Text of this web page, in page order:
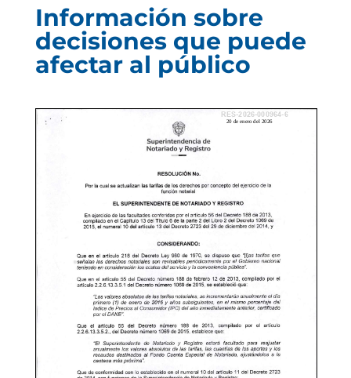
Información sobre
decisiones que puede
afectar al público